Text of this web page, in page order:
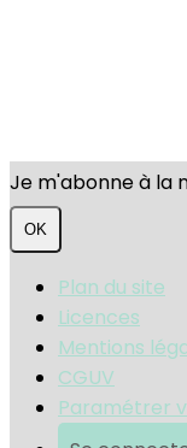
Je m'abonne à la
OK
Plan du site
Licences
Mentions
CGUV
Paramétrer